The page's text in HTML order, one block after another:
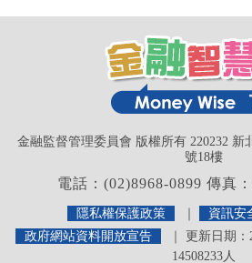
金融監督管理委員會 版權所有 220232 新
號18樓
電話：(02)8968-0899 傳真
隱私權保護政策 ｜ 資訊安
政府網站資料開放宣告
｜ 更新日期：
14508233人